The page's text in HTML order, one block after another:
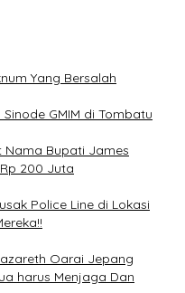
Yang Bersalah
GMIM di Tombatu
Nama Bupati James
200 Juta
Police Line di Lokasi
Oarai Jepang
harus Menjaga Dan